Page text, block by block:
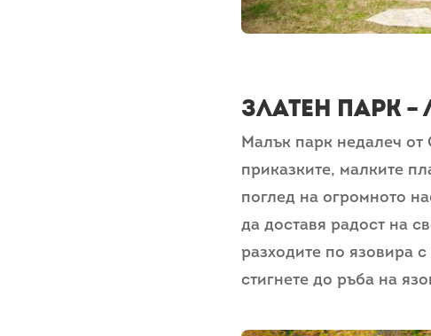
Златен парк –
Малък парк недалеч
приказките, малките
поглед на огромното
да доставя радост на
разходите по язовира
стигнете до ръба на